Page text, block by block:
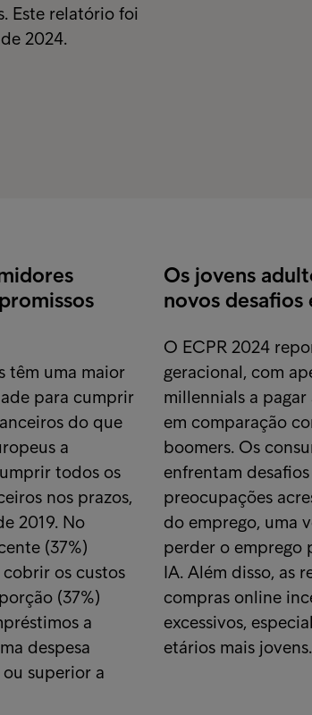
Este relatório foi
2024.
têm uma maior
para cumprir
do que
a
todos os
nos prazos,
2019. No
(37%)
os custos
(37%)
a
despesa
superior a
Os jovens
novos desafios
O ECPR 2024
geracional, com
millennials a pagar
em comparação
boomers. Os
enfrentam
preocupações
do emprego, uma
perder o emprego
IA. Além disso, as
compras online
excessivos,
etários mais jovens.